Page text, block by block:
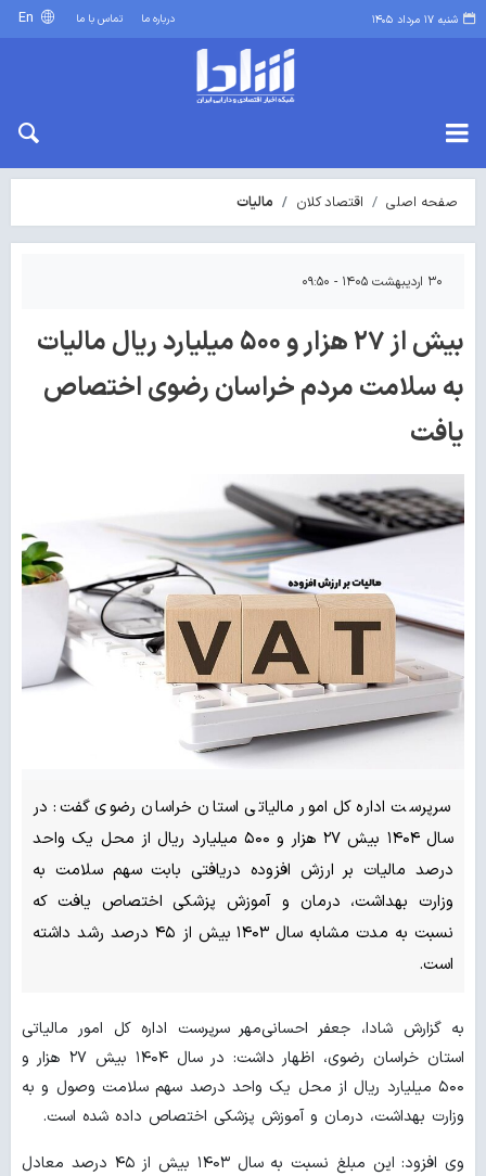
شنبه ۱۷ مرداد ۱۴۰۵ درباره ما تماس با ما
صفحه اصلی اقتصاد کلان مالیات
۳۰ اردیبهشت ۱۴۰۵ - ۰۹:۵۰
بیش از ۲۷ هزار و ۵۰۰ میلیارد ریال مالیات
به سلامت مردم خراسان رضوی اختصاص
یافت
سرپرست اداره کل امور مالیاتی استان خراسان رضوی گفت: در
سال ۱۴۰۴ بیش ۲۷ هزار و ۵۰۰ میلیارد ریال از محل یک واحد
درصد مالیات بر ارزش افزوده دریافتی بابت سهم سلامت به
وزارت بهداشت، درمان و آموزش پزشکی اختصاص یافت که
نسبت به مدت مشابه سال ۱۴۰۳ بیش از ۴۵ درصد رشد داشته
است.
به گزارش شادا، جعفر احسانی‌مهر سرپرست اداره کل امور مالیاتی
استان خراسان رضوی، اظهار داشت: در سال ۱۴۰۴ بیش ۲۷ هزار و
۵۰۰ میلیارد ریال از محل یک واحد درصد سهم سلامت وصول و به
وزارت بهداشت، درمان و آموزش پزشکی اختصاص داده شده است.
وی افزود: این مبلغ نسبت به سال ۱۴۰۳ بیش از ۴۵ درصد معادل